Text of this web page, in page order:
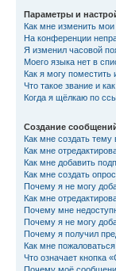
Параметры и
Как мне изменить мои
На конференции
Я изменил часовой
Моего языка нет в
Как я могу
Что такое звание и
Когда я щёлкаю по
Создание
Как мне создать
Как мне
Как мне добавить
Как мне создать
Почему я не могу
Как мне
Почему мне
Почему я не могу
Почему я получил
Как мне
Что означает кнопка
Почему моё